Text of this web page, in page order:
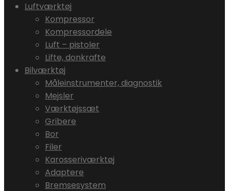
Luftværktøj
Kompressor
Kompressordele
Luft – pistoler
Lifte, donkrafte
Bilværktøj
Måleinstrumenter, diagnostik
Mejsler
Værktøjssæt
Gribere
Bor
Filer
Karosseriværktøj
Adaptere
Bremsesystem